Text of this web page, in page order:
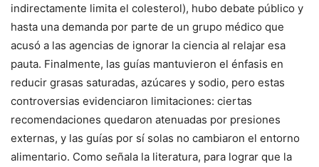
indirectamente limita el colesterol), hubo debate público y
hasta una demanda por parte de un grupo médico que
acusó a las agencias de ignorar la ciencia al relajar esa
pauta. Finalmente, las guías mantuvieron el énfasis en
reducir grasas saturadas, azúcares y sodio, pero estas
controversias evidenciaron limitaciones: ciertas
recomendaciones quedaron atenuadas por presiones
externas, y las guías por sí solas no cambiaron el entorno
alimentario. Como señala la literatura, para lograr que la